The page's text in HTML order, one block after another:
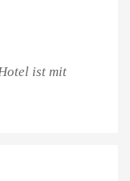
ist mit